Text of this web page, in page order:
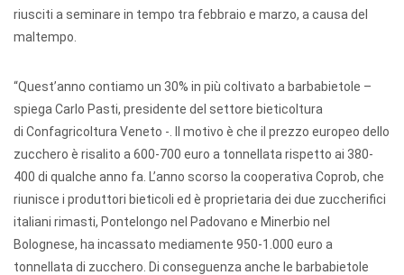
riusciti a seminare in tempo tra febbraio e marzo, a causa del
maltempo.
“Quest’anno contiamo un 30% in più coltivato a barbabietole –
spiega Carlo Pasti, presidente del settore bieticoltura
di Confagricoltura Veneto -. Il motivo è che il prezzo europeo dello
zucchero è risalito a 600-700 euro a tonnellata rispetto ai 380-
400 di qualche anno fa. L’anno scorso la cooperativa Coprob, che
riunisce i produttori bieticoli ed è proprietaria dei due zuccherifici
italiani rimasti, Pontelongo nel Padovano e Minerbio nel
Bolognese, ha incassato mediamente 950-1.000 euro a
tonnellata di zucchero. Di conseguenza anche le barbabietole